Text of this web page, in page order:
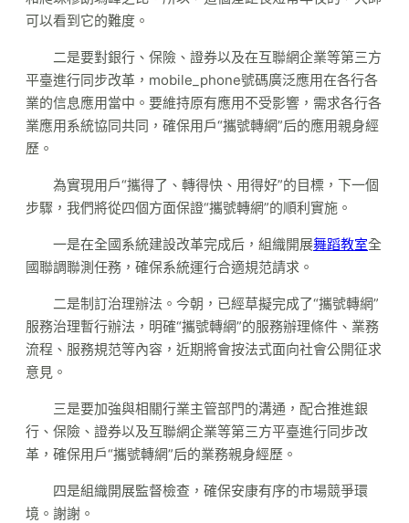
可以看到它的難度。
二是要對銀行、保險、證券以及在互聯網企業等第三方
平臺進行同步改革，mobile_phone號碼廣泛應用在各行各
業的信息應用當中。要維持原有應用不受影響，需求各行各
業應用系統協同共同，確保用戶“攜號轉網”后的應用親身經
歷。
為實現用戶“攜得了、轉得快、用得好”的目標，下一個
步驟，我們將從四個方面保證“攜號轉網”的順利實施。
一是在全國系統建設改革完成后，組織開展舞蹈教室全
國聯調聯測任務，確保系統運行合適規范請求。
二是制訂治理辦法。今朝，已經草擬完成了“攜號轉網”
服務治理暫行辦法，明確“攜號轉網”的服務辦理條件、業務
流程、服務規范等內容，近期將會按法式面向社會公開征求
意見。
三是要加強與相關行業主管部門的溝通，配合推進銀
行、保險、證券以及互聯網企業等第三方平臺進行同步改
革，確保用戶“攜號轉網”后的業務親身經歷。
四是組織開展監督檢查，確保安康有序的市場競爭環
境。謝謝。